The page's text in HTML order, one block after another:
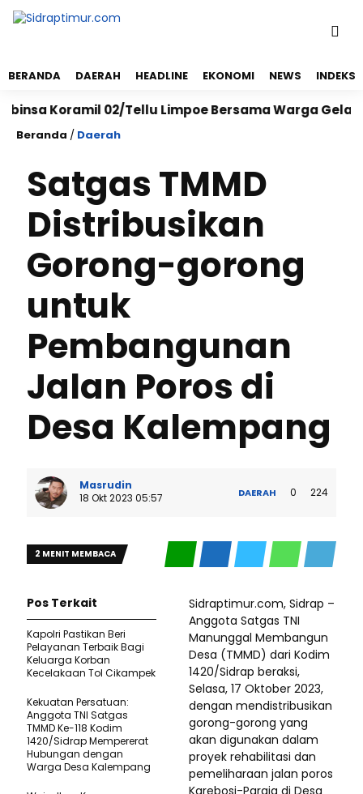
BERANDA DAERAH HEADLINE EKONOMI NEWS INDEKS
Koramil 02/Tellu Limpoe Bersama Warga Gelar
Beranda / Daerah
Satgas TMMD
Distribusikan
Gorong-gorong
untuk
Pembangunan
Jalan Poros di
Desa Kalempang
Masrudin
18 Okt 2023 05:57
DAERAH 0 224
2 MENIT MEMBACA
Sidraptimur.com, Sidrap –
Anggota Satgas TNI
Manunggal Membangun
Desa (TMMD) dari Kodim
1420/Sidrap beraksi,
Selasa, 17 Oktober 2023,
dengan mendistribusikan
gorong-gorong yang
akan digunakan dalam
proyek rehabilitasi dan
pemeliharaan jalan poros
Karebosi-Paraja di Desa
Pos Terkait
Kapolri Pastikan Beri
Pelayanan Terbaik Bagi
Keluarga Korban
Kecelakaan Tol Cikampek
Kekuatan Persatuan:
Anggota TNI Satgas
TMMD Ke-118 Kodim
1420/Sidrap Mempererat
Hubungan dengan
Warga Desa Kalempang